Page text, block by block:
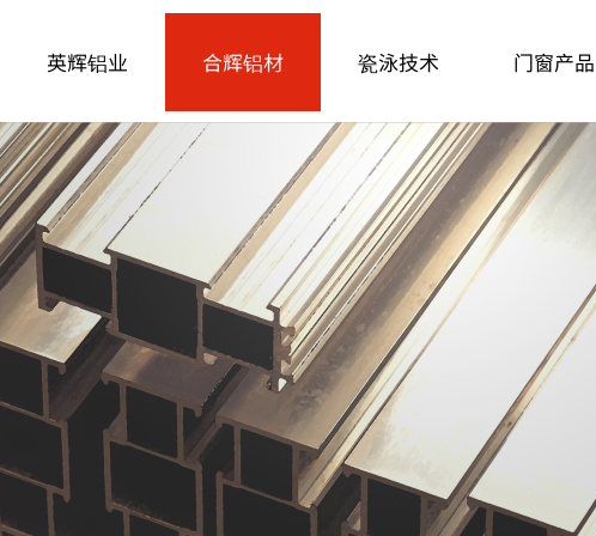
英辉铝业 合辉铝材 瓷泳技术 门窗产品